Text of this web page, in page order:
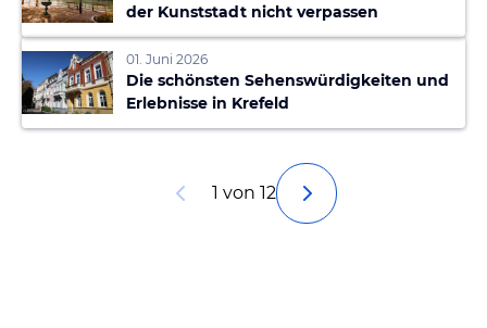
der Kunststadt nicht verpassen
01. Juni 2026
Die schönsten Sehenswürdigkeiten und
Erlebnisse in Krefeld
1 von 12